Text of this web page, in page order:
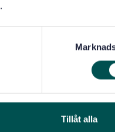
.
Tillåt alla
Välkommen
aktuella
och In vitro-
Se senaste
Kontakt